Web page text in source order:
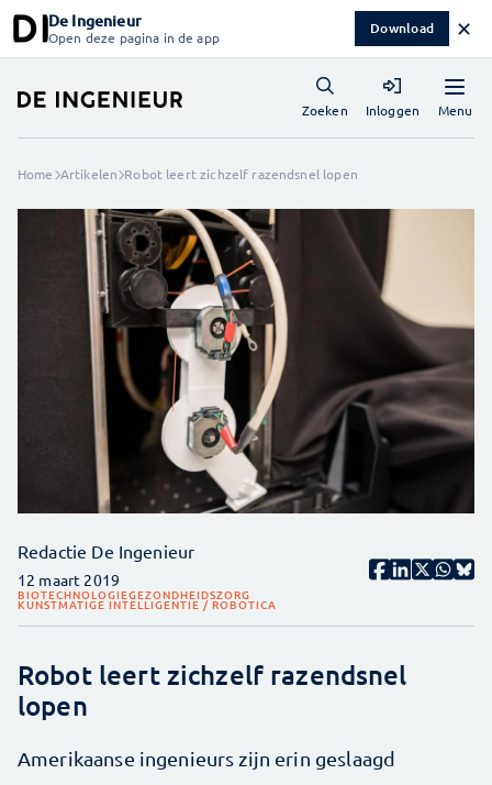
De Ingenieur
Open deze pagina in de app Download ✕
Menu
Zoeken Inloggen
Home Artikelen Robot leert zichzelf razendsnel lopen
Redactie De Ingenieur
12 maart 2019
BIOTECHNOLOGIEGEZONDHEIDSZORG
KUNSTMATIGE INTELLIGENTIE / ROBOTICA
Robot leert zichzelf razendsnel
lopen
Amerikaanse ingenieurs zijn erin geslaagd